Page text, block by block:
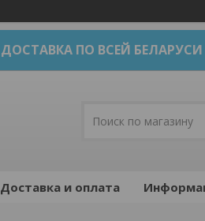
ДОСТАВКА ПО ВСЕЙ БЕЛАРУСИ
Доставка и оплата